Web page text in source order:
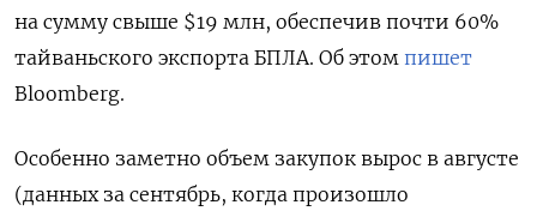
на сумму свыше $19 млн, обеспечив почти 60%
тайваньского экспорта БПЛА. Об этом пишет
Bloomberg.
Особенно заметно объем закупок вырос в августе
(данных за сентябрь, когда произошло